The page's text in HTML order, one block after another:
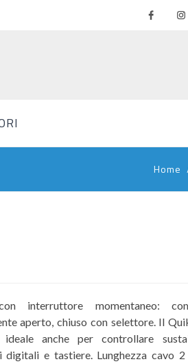
Home
interruttore momentaneo:
aperto, chiuso con selettore. Il
anche per controllare
digitali e tastiere. Lunghezza cavo